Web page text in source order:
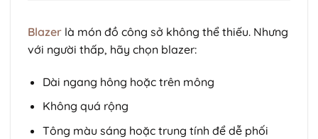
Blazer là món đồ công sở không thể thiếu. Nhưng
với người thấp, hãy chọn blazer:
Dài ngang hông hoặc trên mông
Không quá rộng
Tông màu sáng hoặc trung tính để dễ phối